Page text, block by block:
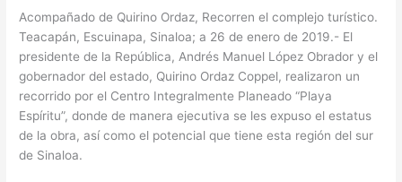
Acompañado de Quirino Ordaz, Recorren el complejo turístico.
Teacapán, Escuinapa, Sinaloa; a 26 de enero de 2019.- El
presidente de la República, Andrés Manuel López Obrador y el
gobernador del estado, Quirino Ordaz Coppel, realizaron un
recorrido por el Centro Integralmente Planeado “Playa
Espíritu”, donde de manera ejecutiva se les expuso el estatus
de la obra, así como el potencial que tiene esta región del sur
de Sinaloa.